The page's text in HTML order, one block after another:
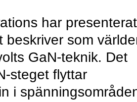
har presenterat
beskriver som
GaN-teknik. Det
steget flyttar
i